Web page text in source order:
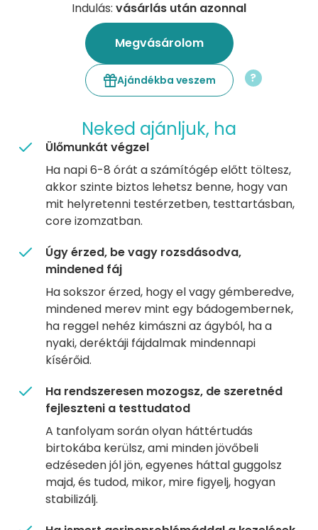
Indulás: vásárlás után azonnal
Megvásárolom
Ajándékba veszem ?
Neked ajánljuk, ha
Ülőmunkát végzel
Ha napi 6-8 órát a számítógép előtt töltesz,
akkor szinte biztos lehetsz benne, hogy van
mit helyretenni testérzetben, testtartásban,
core izomzatban.
Úgy érzed, be vagy rozsdásodva,
mindened fáj
Ha sokszor érzed, hogy el vagy gémberedve,
mindened merev mint egy bádogembernek,
ha reggel nehéz kimászni az ágyból, ha a
nyaki, deréktáji fájdalmak mindennapi
kísérőid.
Ha rendszeresen mozogsz, de szeretnéd
fejleszteni a testtudatod
A tanfolyam során olyan háttértudás
birtokába kerülsz, ami minden jövőbeli
edzéseden jól jön, egyenes háttal guggolsz
majd, és tudod, mikor, mire figyelj, hogyan
stabilizálj.